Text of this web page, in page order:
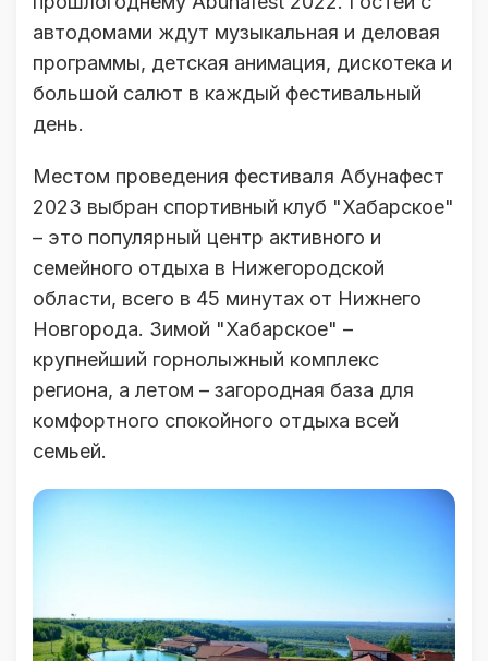
автодомами ждут музыкальная и деловая
программы, детская анимация, дискотека и
большой салют в каждый фестивальный
день.
Местом проведения фестиваля Абунафест
2023 выбран спортивный клуб "Хабарское"
– это популярный центр активного и
семейного отдыха в Нижегородской
области, всего в 45 минутах от Нижнего
Новгорода. Зимой "Хабарское" –
крупнейший горнолыжный комплекс
региона, а летом – загородная база для
комфортного спокойного отдыха всей
семьей.